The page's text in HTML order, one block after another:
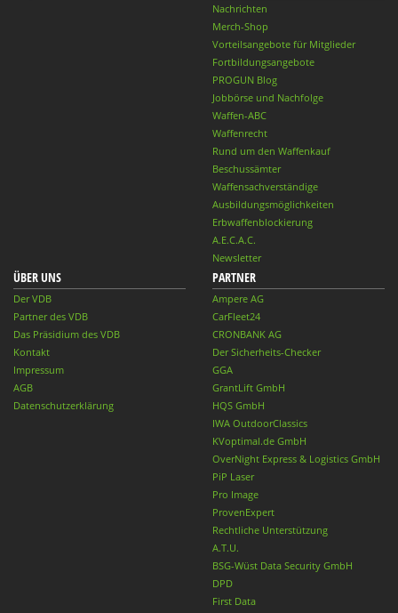
Nachrichten
Merch-Shop
Vorteilsangebote für Mitglieder
Fortbildungsangebote
PROGUN Blog
Jobbörse und Nachfolge
Waffen-ABC
Waffenrecht
Rund um den Waffenkauf
Beschussämter
Waffensachverständige
Ausbildungsmöglichkeiten
Erbwaffenblockierung
A.E.C.A.C.
Newsletter
ÜBER UNS
Der VDB
Partner des VDB
Das Präsidium des VDB
Kontakt
Impressum
AGB
Datenschutzerklärung
PARTNER
Ampere AG
CarFleet24
CRONBANK AG
Der Sicherheits-Checker
GGA
GrantLift GmbH
HQS GmbH
IWA OutdoorClassics
KVoptimal.de GmbH
OverNight Express & Logistics GmbH
PiP Laser
Pro Image
ProvenExpert
Rechtliche Unterstützung
A.T.U.
BSG-Wüst Data Security GmbH
DPD
First Data